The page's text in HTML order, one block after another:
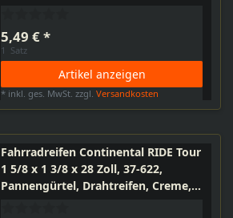
5,49 € *
1 Satz
Artikel anzeigen
* inkl. ges. MwSt. zzgl.Versandkosten
Fahrradreifen Continental RIDE Tour
1 5/8 x 1 3/8 x 28 Zoll, 37-622,
Pannengürtel, Drahtreifen, Creme,